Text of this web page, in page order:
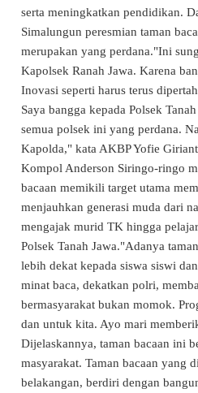
serta meningkatkan pendidikan.
Simalungun peresmian taman
merupakan yang perdana."Ini
Kapolsek Ranah Jawa. Karena
Inovasi seperti harus terus
Saya bangga kepada Polsek
semua polsek ini yang perdana.
Kapolda," kata AKBP Yofie
Kompol Anderson Siringo-ringo
bacaan memikili target utama
menjauhkan generasi muda dari
mengajak murid TK hingga
Polsek Tanah Jawa."Adanya
lebih dekat kepada siswa siswi
minat baca, dekatkan polri,
bermasyarakat bukan momok.
dan untuk kita. Ayo mari
Dijelaskannya, taman bacaan ini
masyarakat. Taman bacaan yang
belakangan, berdiri dengan